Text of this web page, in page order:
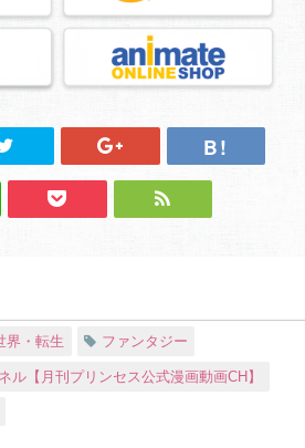
界・転生 ファンタジー
ル【月刊プリンセス公式漫画動画CH】